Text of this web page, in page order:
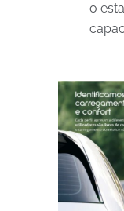
o